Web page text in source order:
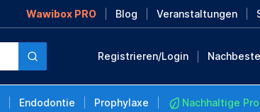
Wawibox PRO Blog Veranstaltungen
Registrieren/Login
Endodontie Prophylaxe Nachhaltige